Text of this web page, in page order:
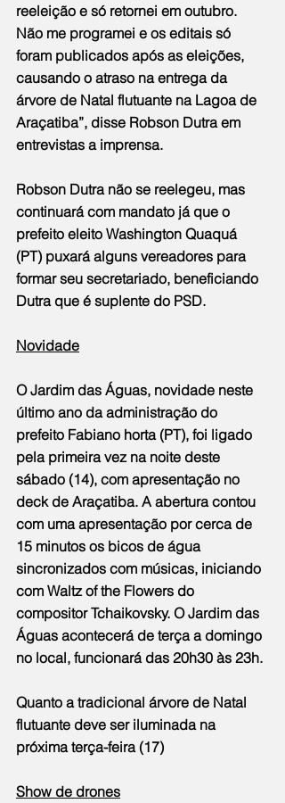
reeleição e só retornei em outubro.
Não me programei e os editais só
foram publicados após as eleições,
causando o atraso na entrega da
árvore de Natal flutuante na Lagoa de
Araçatiba”, disse Robson Dutra em
entrevistas a imprensa.
Robson Dutra não se reelegeu, mas
continuará com mandato já que o
prefeito eleito Washington Quaquá
(PT) puxará alguns vereadores para
formar seu secretariado, beneficiando
Dutra que é suplente do PSD.
Novidade
O Jardim das Águas, novidade neste
último ano da administração do
prefeito Fabiano horta (PT), foi ligado
pela primeira vez na noite deste
sábado (14), com apresentação no
deck de Araçatiba. A abertura contou
com uma apresentação por cerca de
15 minutos os bicos de água
sincronizados com músicas, iniciando
com Waltz of the Flowers do
compositor Tchaikovsky. O Jardim das
Águas acontecerá de terça a domingo
no local, funcionará das 20h30 às 23h.
Quanto a tradicional árvore de Natal
flutuante deve ser iluminada na
próxima terça-feira (17)
Show de drones